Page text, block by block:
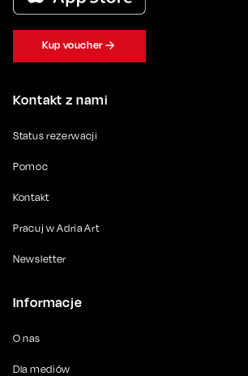
Kontakt z nami
Status rezerwacji
Pomoc
Kontakt
Pracuj w Adria Art
Newsletter
Informacje
O nas
Dla mediów
Kup voucher